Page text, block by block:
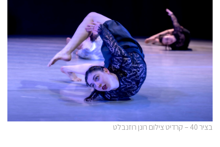
בציר 40 – קרדיט צילום רונן רוזנבלט